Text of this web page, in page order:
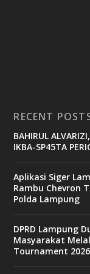
RECENT
BAHIRUL
IKBA-SP45TA
Aplikasi Siger
Rambu Chevron
Polda Lampung
DPRD Lampung
Masyarakat
Tournament 2026